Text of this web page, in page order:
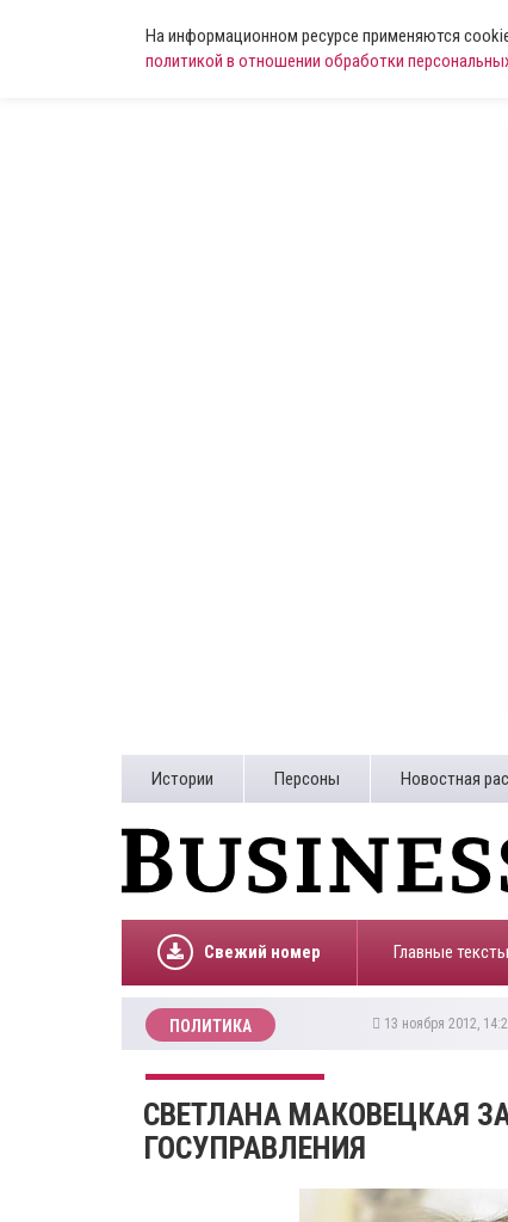
На информационном ресурсе применяются
политикой в отношении обработки
Истории Персоны Новостная
Свежий номер Главные тексты
ПОЛИТИКА 13 ноября 2012,
СВЕТЛАНА МАКОВЕЦКАЯ
ГОСУПРАВЛЕНИЯ